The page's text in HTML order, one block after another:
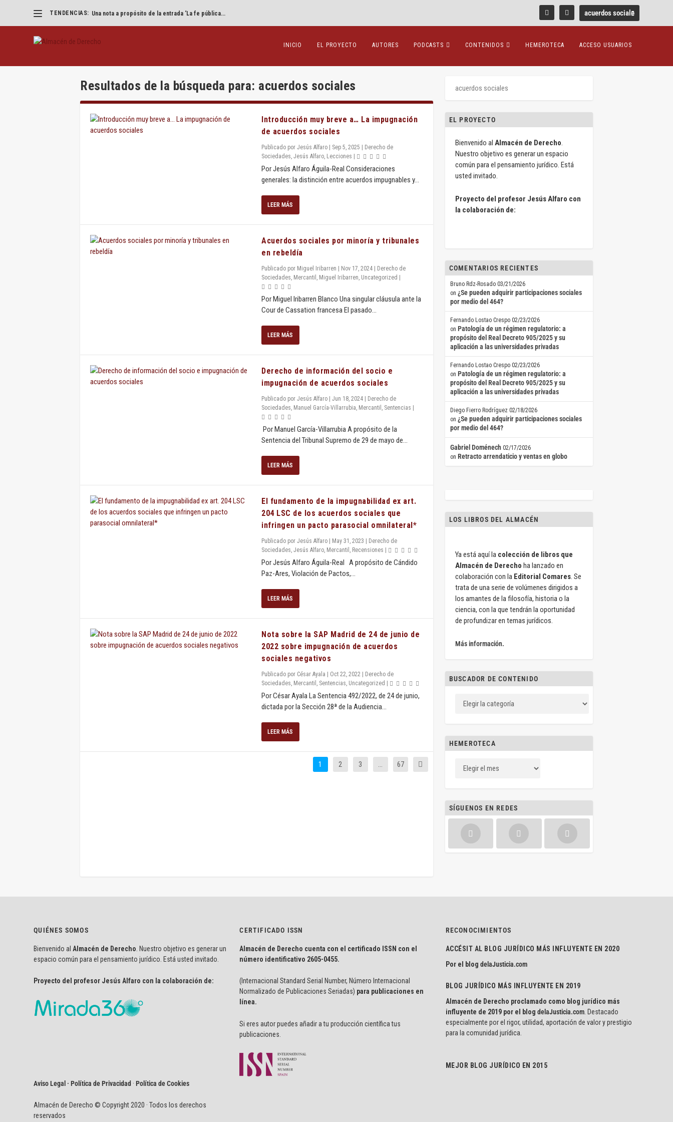
TENDENCIAS: Una nota a propósito de la entrada ‘La fe pública...
INICIO EL PROYECTO AUTORES PODCASTS CONTENIDOS HEMEROTECA ACCESO USUARIOS
Resultados de la búsqueda para: acuerdos sociales
Introducción muy breve a… La impugnación
de acuerdos sociales
Publicado porJesús Alfaro Sep 5, 2025
Derecho de
Sociedades,Jesús Alfaro, Lecciones
Por Jesús Alfaro Águila-Real Consideraciones
generales: la distinción entre acuerdos impugnables y...
LEER MÁS
Acuerdos sociales por minoría y tribunales
en rebeldía
Publicado por Miguel Iribarren Nov 17, 2024
Derecho de
Sociedades, Mercantil , Miguel Iribarren, Uncategorized
Por Miguel Iribarren Blanco Una singular cláusula ante la
Cour de Cassation francesa El pasado...
LEER MÁS
Derecho de información del socio e
impugnación de acuerdos sociales
Publicado porJesús Alfaro |Jun 18, 2024
Derecho de
Sociedades, Manuel García-Villarrubia, Mercantil , Sentencias
Por Manuel García-Villarrubia A propósito de la
Sentencia del Tribunal Supremo de 29 de mayo de...
LEER MÁS
El fundamento de la impugnabilidad ex art.
204 LSC de los acuerdos sociales que
infringen un pacto parasocial omnilateral*
Publicado porJesús Alfaro May 31, 2023
Derecho de
Sociedades,Jesús Alfaro, Mercantil , Recensiones
Por Jesús Alfaro Águila-Real A propósito de Cándido
Paz-Ares, Violación de Pactos,...
LEER MÁS
Nota sobre la SAP Madrid de 24 de junio de
2022 sobre impugnación de acuerdos
sociales negativos
Publicado por César Ayala Oct 22, 2022
Derecho de
Sociedades, Mercantil , Sentencias, Uncategorized
Por César Ayala La Sentencia 492/2022, de 24 de junio,
dictada por la Sección 28ª de la Audiencia...
LEER MÁS
1 2 3 … 67
EL PROYECTO
Bienvenido al Almacén de Derecho.
Nuestro objetivo es generar un espacio
común para el pensamiento jurídico. Está
usted invitado.
Proyecto del profesor Jesús Alfaro con
la colaboración de:
COMENTARIOS RECIENTES
Bruno Rdz-Rosado 03/21/2026
on ¿Se pueden adquirir participaciones sociales
por medio del 464?
Fernando Lostao Crespo 02/23/2026
on Patología de un régimen regulatorio: a
propósito del Real Decreto 905/2025 y su
aplicación a las universidades privadas
Fernando Lostao Crespo 02/23/2026
on Patología de un régimen regulatorio: a
propósito del Real Decreto 905/2025 y su
aplicación a las universidades privadas
Diego Fierro Rodríguez 02/18/2026
on ¿Se pueden adquirir participaciones sociales
por medio del 464?
Gabriel Doménech 02/17/2026
on Retracto arrendaticio y ventas en globo
LOS LIBROS DEL ALMACÉN
Ya está aquí la colección de libros que
Almacén de Derecho ha lanzado en
colaboración con la Editorial Comares. Se
trata de una serie de volúmenes dirigidos a
los amantes de la filosofía, historia o la
ciencia, con la que tendrán la oportunidad
de profundizar en temas jurídicos.
Más información.
BUSCADOR DE CONTENIDO
HEMEROTECA
SÍGUENOS EN REDES
QUIÉNES SOMOS
Bienvenido al Almacén de Derecho . Nuestro objetivo es generar un
espacio común para el pensamiento jurídico. Está usted invitado.
Proyecto del profesor Jesús Alfaro con la colaboración de:
Aviso Legal · Política de Privacidad ·Política de Cookies
Almacén de Derecho © Copyright 2020 · Todos los derechos
reservados
CERTIFICADO ISSN
Almacén de Derecho cuenta con el certificado ISSN con el
número identificativo 2605-0455.
(Internacional Standard Serial Number, Número Internacional
Normalizado de Publicaciones Seriadas) para publicaciones en
línea.
Si eres autor puedes añadir a tu producción científica tus
publicaciones.
RECONOCIMIENTOS
ACCÉSIT AL BLOG JURÍDICO MÁS INFLUYENTE EN 2020
Por el blog delaJusticia.com
BLOG JURÍDICO MÁS INFLUYENTE EN 2019
Almacén de Derecho proclamado como blog jurídico más
influyente de 2019 por el blog delaJusticia.com. Destacado
especialmente por el rigor, utilidad, aportación de valor y prestigio
para la comunidad jurídica.
MEJOR BLOG JURÍDICO EN 2015